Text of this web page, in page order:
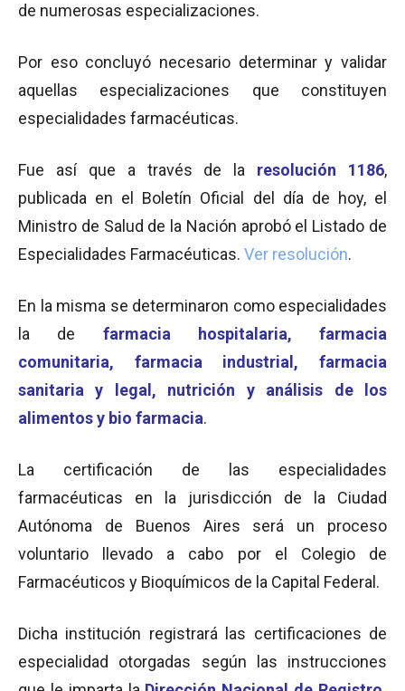
de numerosas especializaciones.
Por eso concluyó necesario determinar y validar
aquellas especializaciones
que constituyen
especialidades farmacéuticas.
Fue así que a través de la resolución 1186,
publicada en el Boletín Oficial del día de hoy, el
Ministro de Salud de la Nación aprobó el Listado de
Especialidades Farmacéuticas. Ver resolución.
En la misma se determinaron como especialidades
la de farmacia
hospitalaria, farmacia
comunitaria, farmacia industrial, farmacia
sanitaria y legal, nutrición y análisis de los
alimentos y bio farmacia.
La certificación de las especialidades
farmacéuticas en la jurisdicción de la Ciudad
Autónoma de Buenos Aires será un proceso
voluntario llevado a cabo por el Colegio de
Farmacéuticos y Bioquímicos de la Capital Federal.
Dicha institución registrará las certificaciones de
especialidad otorgadas según las instrucciones